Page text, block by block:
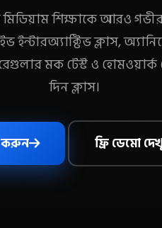
মিডিয়াম শিক্ষাকে আরও
ইন্টারঅ্যাক্টিভ ক্লাস,
মক টেস্ট ও হোমওয়ার্ক
দিন ক্লাস।
করুন ফ্রি ডেমো